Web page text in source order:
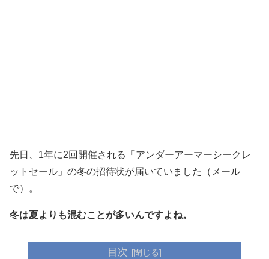
先日、1年に2回開催される「アンダーアーマーシークレ
ットセール」の冬の招待状が届いていました（メール
で）。
冬は夏よりも混むことが多いんですよね。
目次